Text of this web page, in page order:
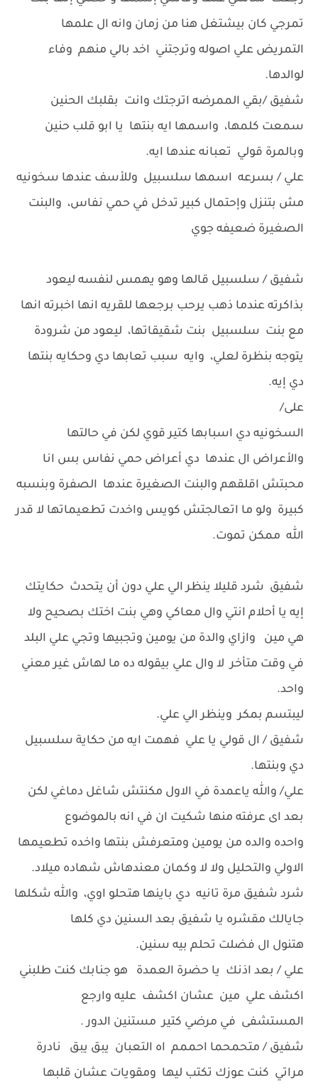
تمرجي كان بيشتغل هنا من زمان وانه ال علمها
التمريض علي اصوله وترجتني اخد بالي منهم وفاء
لوالدها.
شفيق /بقي الممرضه اترجتك وانت بقلبك الحنين
سمعت كلمها، واسمها ايه بنتها يا ابو قلب حنين
وبالمرة قولي تعبانه عندها ايه.
علي / بسرعه اسمها سلسبيل وللأسف عندها سخونيه
مش بتنزل وإحتمال كبير تدخل في حمي نفاس، والبنت
الصغيرة ضعيفه جوي
شفيق / سلسبيل قالها وهو يهمس لنفسه ليعود
بذاكرته عندما ذهب يرحب برجعها للقريه انها اخبرته انها
مع بنت سلسبيل بنت شقيقاتها، ليعود من شرودة
يتوجه بنظرة لعلي، وايه سبب تعابها دي وحكايه بنتها
دي إيه.
على/
السخونيه دي اسبابها كتير قوي لكن في حالتها
والأعراض ال عندها دي أعراض حمي نفاس بس انا
محبتش اقلقهم والبنت الصغيرة عندها الصفرة وبنسبه
كبيرة ولو ما اتعالجتش كويس واخدت تطعيماتها لا قدر
الله ممكن تموت.
شفيق شرد قليلا ينظر الي علي دون أن يتحدث حكايتك
إيه يا أحلام انتي وال معاكي وهي بنت اختك بصحيح ولا
هي مين وازاي والدة من يومين وتجبيها وتجي علي البلد
في وقت متأخر لا وال علي بيقوله ده ما لهاش غير معني
واحد.
ليبتسم بمكر وينظر الي علي.
شفيق / ال قولي يا علي فهمت ايه من حكاية سلسبيل
دي وبنتها.
علي/ والله ياعمدة في الاول مكنتش شاغل دماغي لكن
بعد اى عرفته منها شكيت ان في انه بالموضوع
واحده والده من يومين ومتعرفش بنتها واخده تطعيمها
الاولي والتحليل ولا لا وكمان معندهاش شهاده ميلاد.
شرد شفيق مرة تانيه دي باينها هتحلو اوي، والله شكلها
جايالك مقشره يا شفيق بعد السنين دي كلها
هتنول ال فضلت تحلم بيه سنين.
علي / بعد اذنك يا حضرة العمدة هو جنابك كنت طلبني
اكشف علي مين عشان اكشف عليه وارجع
المستشفى في مرضي كتير مستنين الدور .
شفيق / متحمحما احممم اه التعبان يبق يبق نادرة
مراتي كنت عوزك تكتب ليها ومقويات عشان قلبها